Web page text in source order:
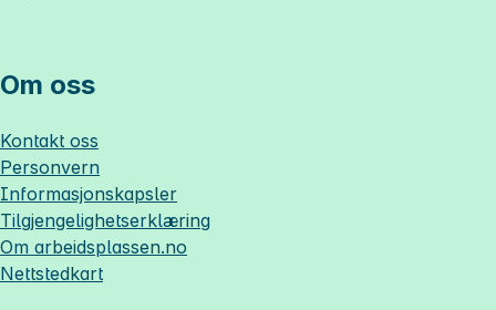
Om oss
Kontakt oss
Personvern
Informasjonskapsler
Tilgjengelighetserklæring
Om arbeidsplassen.no
Nettstedkart